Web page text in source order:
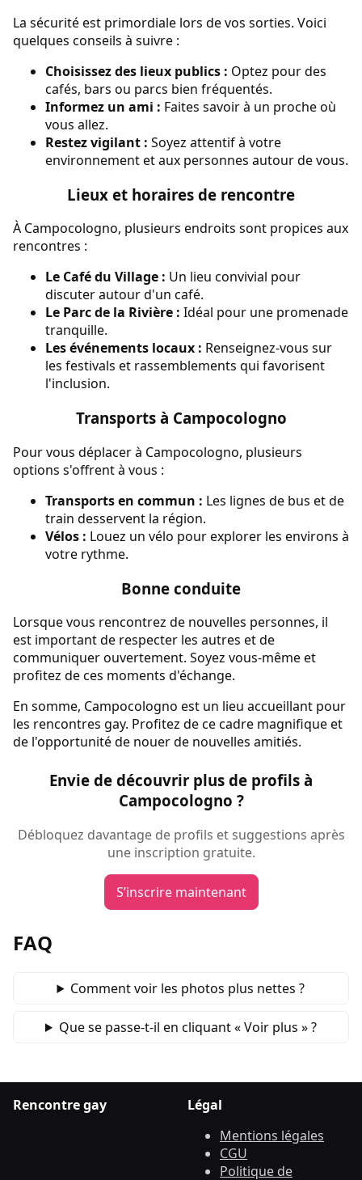
La sécurité est primordiale lors de vos sorties. Voici
quelques conseils à suivre :
Choisissez des lieux publics : Optez pour des
cafés, bars ou parcs bien fréquentés.
Informez un ami : Faites savoir à un proche où
vous allez.
Restez vigilant : Soyez attentif à votre
environnement et aux personnes autour de vous.
Lieux et horaires de rencontre
À Campocologno, plusieurs endroits sont propices aux
rencontres :
Le Café du Village : Un lieu convivial pour
discuter autour d'un café.
Le Parc de la Rivière : Idéal pour une promenade
tranquille.
Les événements locaux : Renseignez-vous sur
les festivals et rassemblements qui favorisent
l'inclusion.
Transports à Campocologno
Pour vous déplacer à Campocologno, plusieurs
options s'offrent à vous :
Transports en commun : Les lignes de bus et de
train desservent la région.
Vélos : Louez un vélo pour explorer les environs à
votre rythme.
Bonne conduite
Lorsque vous rencontrez de nouvelles personnes, il
est important de respecter les autres et de
communiquer ouvertement. Soyez vous-même et
profitez de ces moments d'échange.
En somme, Campocologno est un lieu accueillant pour
les rencontres gay. Profitez de ce cadre magnifique et
de l'opportunité de nouer de nouvelles amitiés.
Envie de découvrir plus de profils à
Campocologno ?
Débloquez davantage de profils et suggestions après
une inscription gratuite.
S’inscrire maintenant
FAQ
Comment voir les photos plus nettes ?
Que se passe‑t‑il en cliquant « Voir plus » ?
Rencontre gay
Légal
Mentions légales
CGU
Politique de